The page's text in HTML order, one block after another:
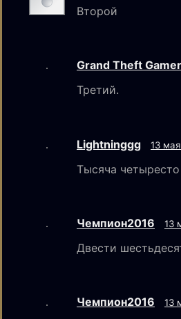
Второй
Grand Theft Gamer
Третий.
Lightninggg 13
Тысяча
Чемпион2016 13
Двести
Чемпион2016 13